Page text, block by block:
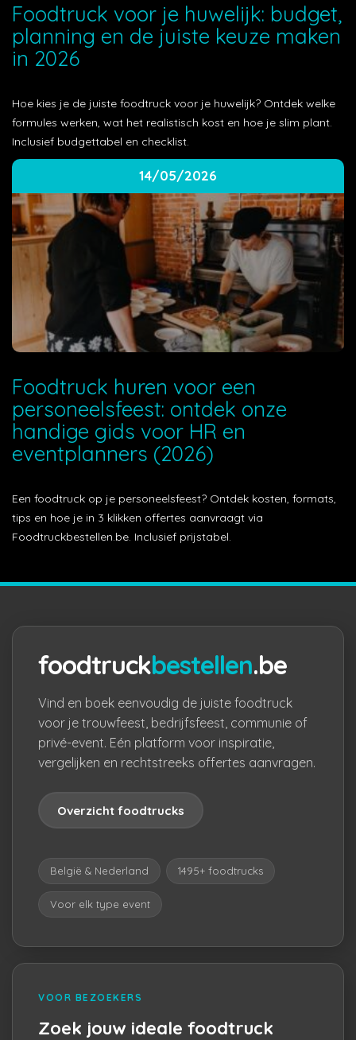
Foodtruck voor je huwelijk: budget,
planning en de juiste keuze maken
in 2026
Hoe kies je de juiste foodtruck voor je huwelijk? Ontdek welke
formules werken, wat het realistisch kost en hoe je slim plant.
Inclusief budgettabel en checklist.
14/05/2026
Foodtruck huren voor een
personeelsfeest: ontdek onze
handige gids voor HR en
eventplanners (2026)
Een foodtruck op je personeelsfeest? Ontdek kosten, formats,
tips en hoe je in 3 klikken offertes aanvraagt via
Foodtruckbestellen.be. Inclusief prijstabel.
foodtruckbestellen.be
Vind en boek eenvoudig de juiste foodtruck
voor je trouwfeest, bedrijfsfeest, communie of
privé-event. Eén platform voor inspiratie,
vergelijken en rechtstreeks offertes aanvragen.
Overzicht foodtrucks
België & Nederland 1495+ foodtrucks
Voor elk type event
VOOR BEZOEKERS
Zoek jouw ideale foodtruck